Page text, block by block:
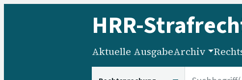
HRR-
Aktuelle AusgabeArchiv